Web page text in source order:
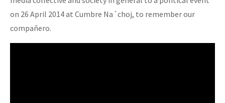
on 26 April 2014 at Cumbre Na´choj, to remember our
compañero.